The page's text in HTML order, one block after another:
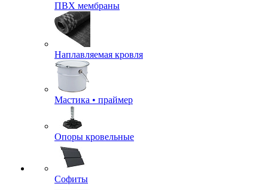
ПВХ мембраны
Наплавляемая кровля
Мастика • праймер
Опоры кровельные
Софиты